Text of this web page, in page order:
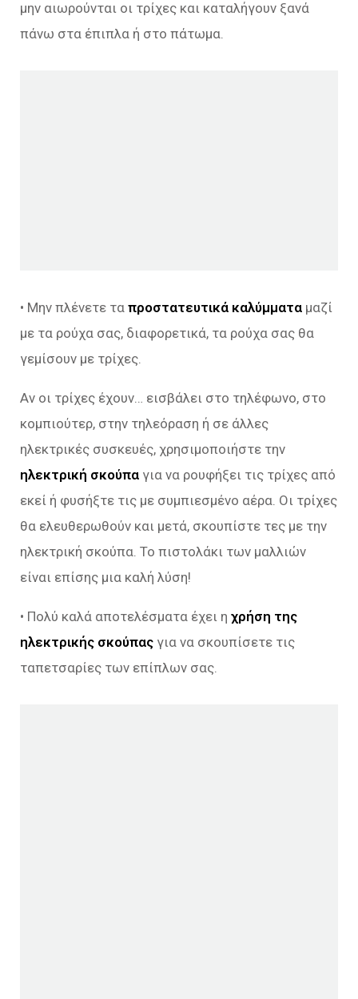
μην αιωρούνται οι τρίχες και καταλήγουν ξανά
πάνω στα έπιπλα ή στο πάτωμα.
• Μην πλένετε τα προστατευτικά καλύμματα μαζί
με τα ρούχα σας, διαφορετικά, τα ρούχα σας θα
γεμίσουν με τρίχες.
Αν οι τρίχες έχουν… εισβάλει στο τηλέφωνο, στο
κομπιούτερ, στην τηλεόραση ή σε άλλες
ηλεκτρικές συσκευές, χρησιμοποιήστε την
ηλεκτρική σκούπα για να ρουφήξει τις τρίχες από
εκεί ή φυσήξτε τις με συμπιεσμένο αέρα. Οι τρίχες
θα ελευθερωθούν και μετά, σκουπίστε τες με την
ηλεκτρική σκούπα. Το πιστολάκι των μαλλιών
είναι επίσης μια καλή λύση!
• Πολύ καλά αποτελέσματα έχει η χρήση της
ηλεκτρικής σκούπας για να σκουπίσετε τις
ταπετσαρίες των επίπλων σας.